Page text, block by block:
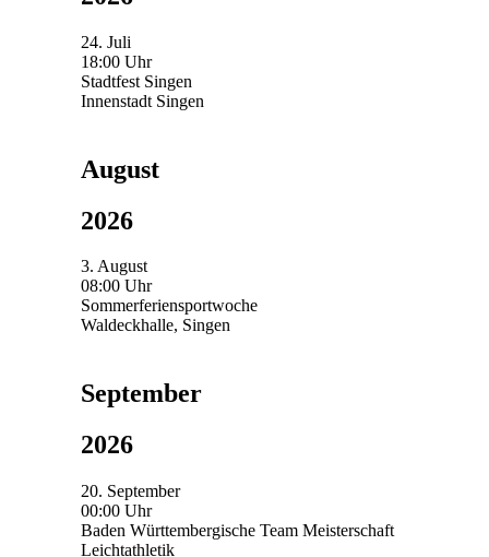
24. Juli
18:00 Uhr
Stadtfest Singen
Innenstadt Singen
August
2026
3. August
08:00 Uhr
Sommerferiensportwoche
Waldeckhalle, Singen
September
2026
20. September
00:00 Uhr
Baden Württembergische Team Meisterschaft
Leichtathletik